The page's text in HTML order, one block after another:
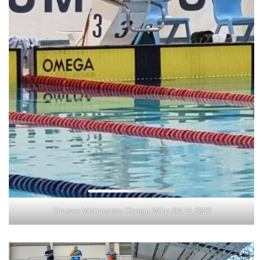
Zimowe Mistrzostwa Okręgu Wlkp 3/4.11.2023